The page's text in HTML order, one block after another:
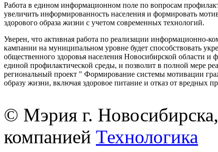
Работа в едином информационном поле по вопросам
увеличить информированность населения и формировать
здорового образа жизни с учетом современных технологий.
Уверен, что активная работа по реализации информационно-
кампании на муниципальном уровне будет способствовать
общественного здоровья населения Новосибирской области и
единой профилактической среды, и позволит в полной мере
региональный проект " Формирование системы мотивации
образу жизни, включая здоровое питание и отказ от вредных
© Мэрия г.
компанией Технологика